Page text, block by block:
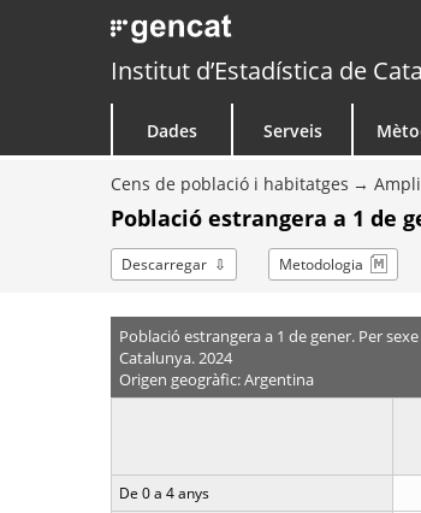
Institut d’Estadística de
Dades Serveis
Cens de població i habitatges
Població estrangera a 1 de
Descarregar Metodologia
Població estrangera a 1 de gener. Per
Catalunya. 2024
Origen geogràfic: Argentina
De 0 a 4 anys